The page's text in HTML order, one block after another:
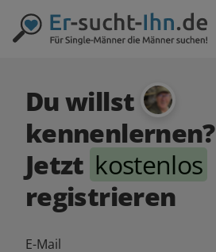
Du willst
kennenlernen?
Jetzt kostenlos
registrieren
E-Mail